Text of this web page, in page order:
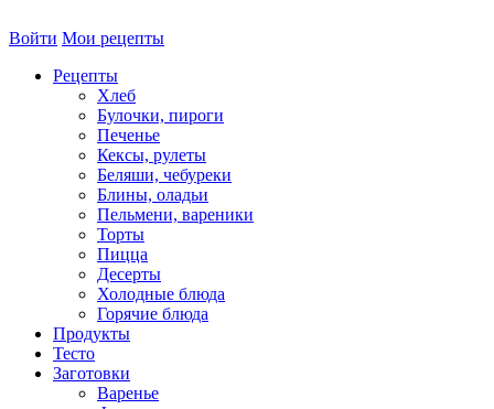
Войти Мои рецепты
Рецепты
Хлеб
Булочки, пироги
Печенье
Кексы, рулеты
Беляши, чебуреки
Блины, оладьи
Пельмени, вареники
Торты
Пицца
Десерты
Холодные блюда
Горячие блюда
Продукты
Тесто
Заготовки
Варенье